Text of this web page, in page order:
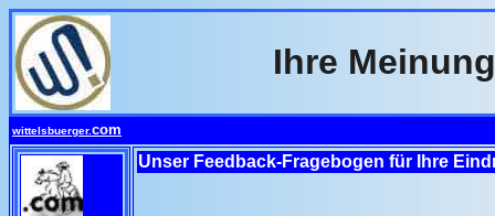
Ihre
wittelsbuerger.com
Unser Feedback-Fragebogen für Ihre